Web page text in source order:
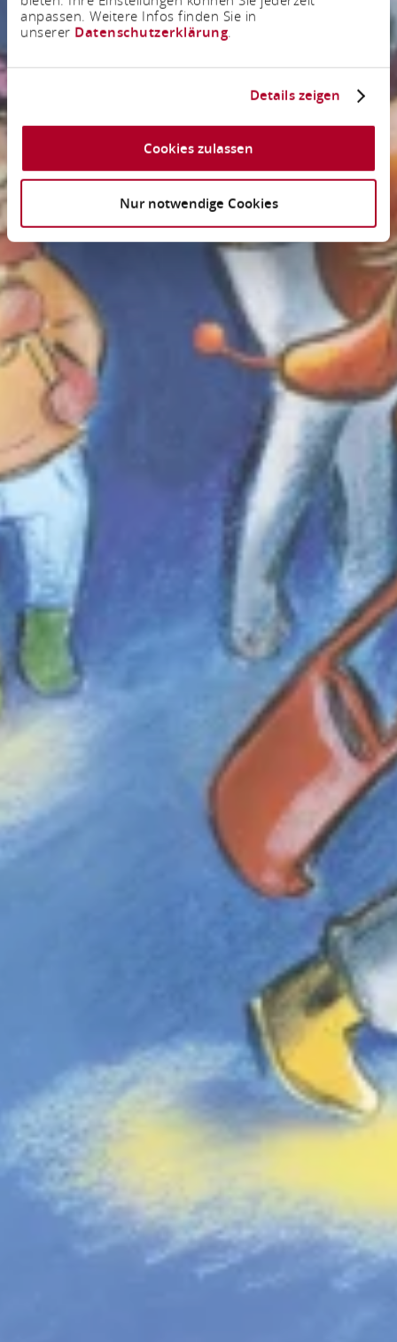
anpassen. Weitere Infos finden Sie in
unserer Datenschutzerklärung.
Details zeigen
Cookies zulassen
Nur notwendige Cookies